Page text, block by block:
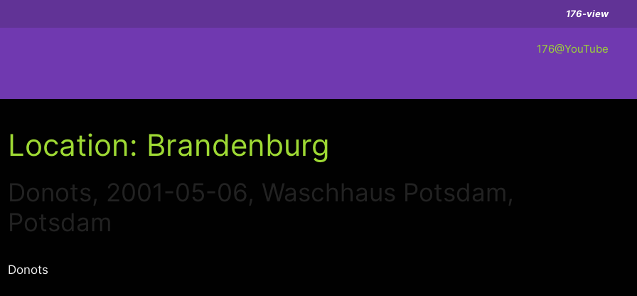
176-view
176@YouTube
Location: Brandenburg
Donots, 2001-05-06, Waschhaus Potsdam,
Potsdam
Donots